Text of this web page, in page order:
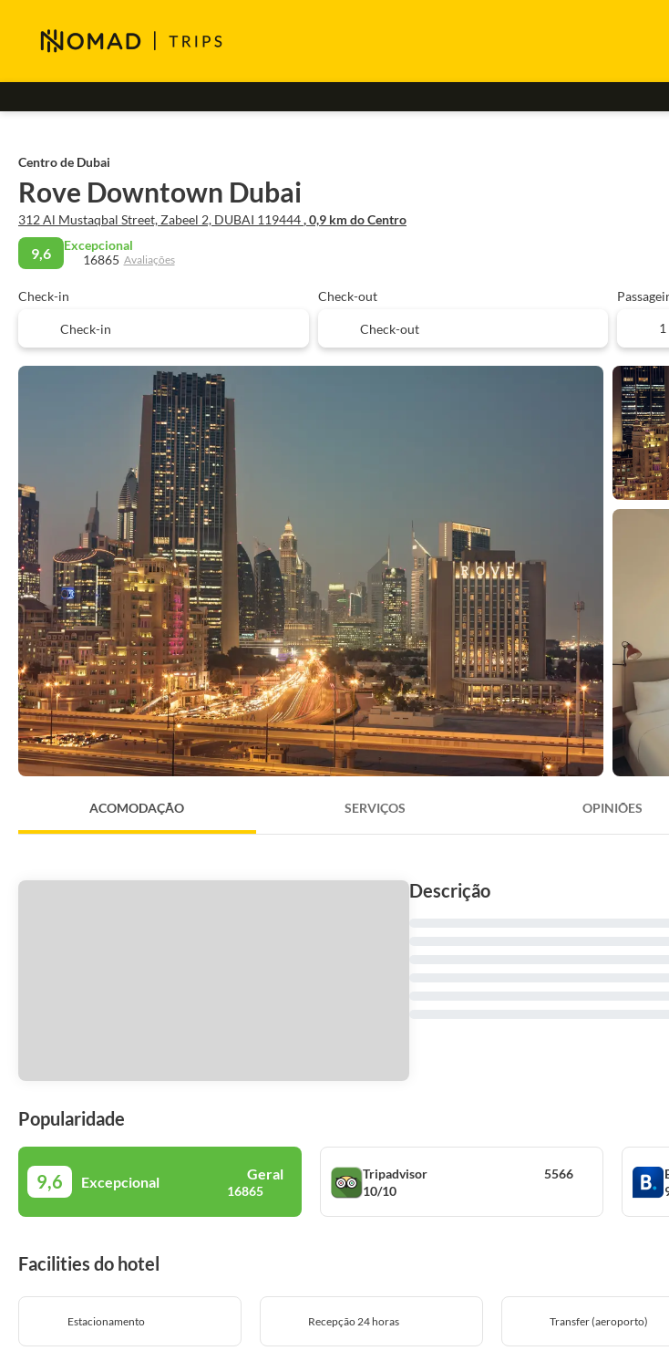
Centro de Dubai
Rove Downtown Dubai
312 Al Mustaqbal Street, Zabeel 2, DUBAI 119444, 0,9 km do Centro
9,6
Excepcional
16865 Avaliações
Check-in Check-out
ACOMODAÇÃO SERVIÇOS OPINIÕES
Descrição
Popularidade
9,6 Excepcional Geral
16865
Tripadvisor
10/10
5566
Facilities do hotel
Estacionamento Recepção 24 horas Transfer (aeroporto)